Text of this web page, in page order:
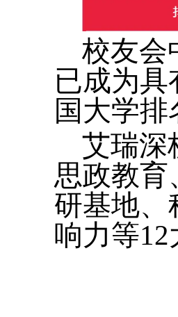
校友会
已成为
国大学
艾瑞深
思政教育
研基地、
响力等